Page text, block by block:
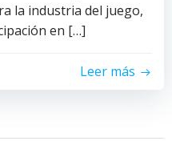
la industria del juego,
en […]
Leer más